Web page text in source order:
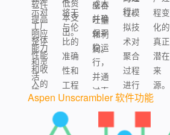
示对
工厂
整体
性能
和收
入的
影
低资
本支
出。
全吞
吐量
和利
润。
行。
软件
提高
响应
能力
和灵
活
性。
将无
与伦
比的
准确
性和
工程
协作
与节
省时
成本
并确
保平
稳运
行，
并通
过直
观、
程模
拟技
术对
聚合
过程
进行
建
模，
优化
程变
化的
真正
潜在
来
源。
Aspen Unscrambler 软件功能